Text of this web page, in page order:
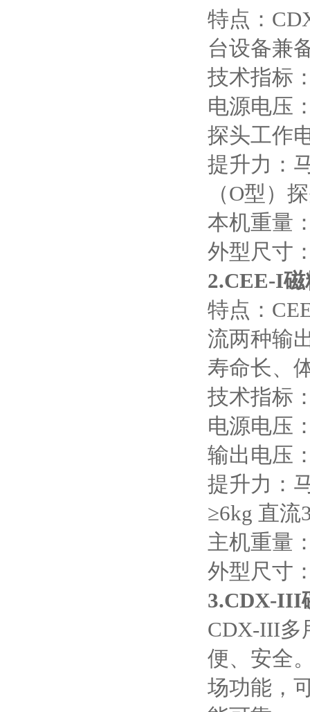
特点：
台设备兼
技术指标
电源电压
探头工作
提升力：
（O型）
本机重量
外型尺寸
2.CEE-I磁
特点：
流两种输
寿命长、
技术指标
电源电压
输出电压
提升力：
≥6kg 直流
主机重量
外型尺寸
3.CDX-III
CDX-III多
便、安全
场功能，